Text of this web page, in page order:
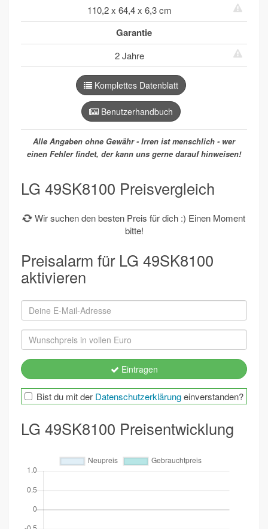
110,2 x 64,4 x 6,3 cm
Garantie
2 Jahre
Komplettes Datenblatt
Benutzerhandbuch
Alle Angaben ohne Gewähr - Irren ist menschlich - wer
einen Fehler findet, der kann uns gerne darauf hinweisen!
LG 49SK8100 Preisvergleich
Wir suchen den besten Preis für dich :) Einen Moment
bitte!
Preisalarm für LG 49SK8100
aktivieren
Eintragen
Bist du mit der Datenschutzerklärungeinverstanden?
LG 49SK8100 Preisentwicklung